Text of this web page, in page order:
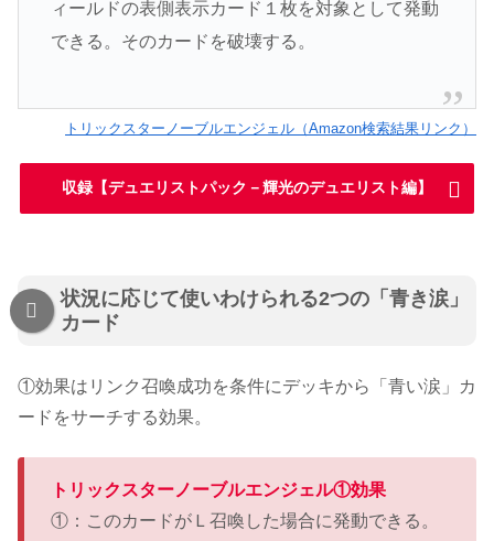
ィールドの表側表示カード１枚を対象として発動
できる。そのカードを破壊する。
トリックスターノーブルエンジェル（Amazon検索結果リンク）
収録【デュエリストパック－輝光のデュエリスト編】
状況に応じて使いわけられる2つの「青き涙」
カード
①効果はリンク召喚成功を条件にデッキから「青い涙」カ
ードをサーチする効果。
トリックスターノーブルエンジェル①効果
①：このカードがＬ召喚した場合に発動できる。